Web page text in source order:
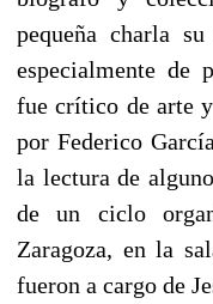
pequeña charla
especialmente de
fue crítico de arte
por Federico
la lectura de
de un ciclo
Zaragoza, en la
fueron a cargo de